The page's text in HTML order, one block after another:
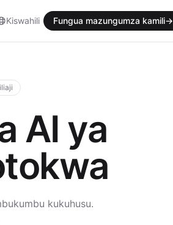
Kiswahili Fungua mazungumza kamili→
AI ya
kukuhusu.